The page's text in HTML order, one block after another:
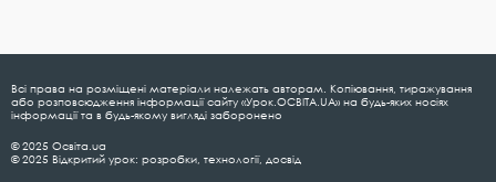
Всі права на розміщені матеріали належать авторам. Копіювання, тиражування
або розповсюдження інформації сайту «Урок.ОСВІТА.UA» на будь-яких носіях
інформації та в будь-якому вигляді заборонено
© 2025 Освіта.ua
© 2025 Відкритий урок: розробки, технології, досвід